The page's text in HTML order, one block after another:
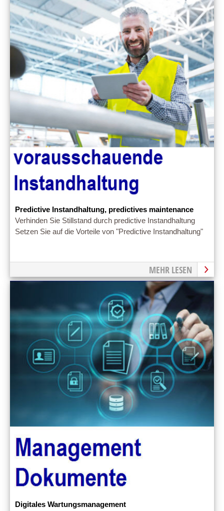
Predictive Instandhaltung, predictives maintenance
Verhinden Sie Stillstand durch predictive Instandhaltung
Setzen Sie auf die Vorteile von "Predictive Instandhaltung"
MEHR LESEN
Digitales Wartungsmanagement